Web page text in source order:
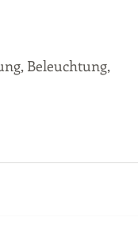
Beleuchtung,